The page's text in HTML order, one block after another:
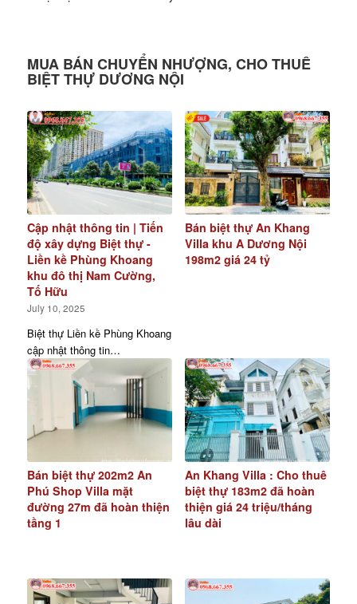
MUA BÁN CHUYỂN NHƯỢNG, CHO THUÊ
BIỆT THỰ DƯƠNG NỘI
Cập nhật thông tin | Tiến
độ xây dựng Biệt thự -
Liền kề Phùng Khoang
khu đô thị Nam Cường,
Tố Hữu
July 10, 2025
Biệt thự Liền kề Phùng Khoang
cập nhật thông tin…
Bán biệt thự An Khang
Villa khu A Dương Nội
198m2 giá 24 tỷ
Bán biệt thự 202m2 An
Phú Shop Villa mặt
đường 27m đã hoàn thiện
tầng 1
An Khang Villa : Cho thuê
biệt thự 183m2 đã hoàn
thiện giá 24 triệu/tháng
lâu dài